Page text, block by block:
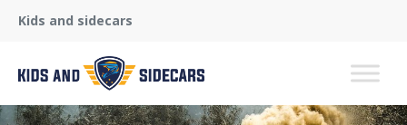
Kids and sidecars